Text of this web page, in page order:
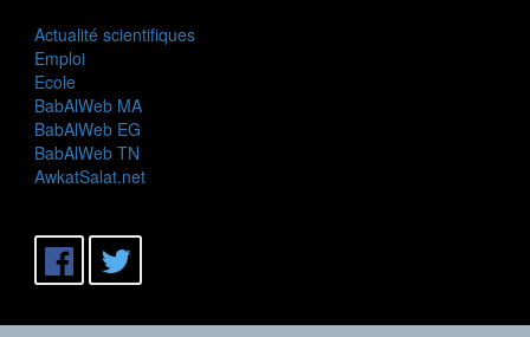
Actualité scientifiques
Emploi
Ecole
BabAlWeb MA
BabAlWeb EG
BabAlWeb TN
AwkatSalat.net